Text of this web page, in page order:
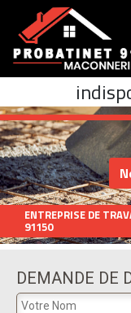
ENTREPRISE DE
91150
DEMANDE DE